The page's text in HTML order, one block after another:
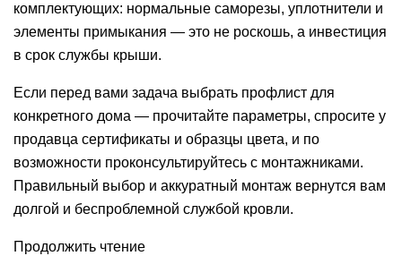
комплектующих: нормальные саморезы, уплотнители и
элементы примыкания — это не роскошь, а инвестиция
в срок службы крыши.
Если перед вами задача выбрать профлист для
конкретного дома — прочитайте параметры, спросите у
продавца сертификаты и образцы цвета, и по
возможности проконсультируйтесь с монтажниками.
Правильный выбор и аккуратный монтаж вернутся вам
долгой и беспроблемной службой кровли.
Продолжить чтение